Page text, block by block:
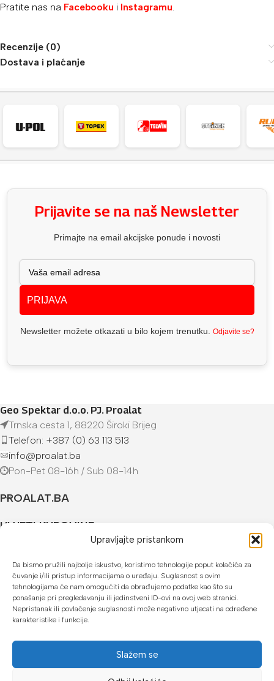
Upravljajte pristankom
Da bismo pružili najbolje iskustvo, koristimo tehnologije poput kolačića za
čuvanje i/ili pristup informacijama o uređaju. Suglasnost s ovim
tehnologijama će nam omogućiti da obrađujemo podatke kao što su
ponašanje pri pregledavanju ili jedinstveni ID-ovi na ovoj web stranici.
Nepristanak ili povlačenje suglasnosti može negativno utjecati na određene
karakteristike i funkcije.
Slažem se
Pratite nas na Facebooku i Instagramu
Recenzije (0)
Dostava i plaćanje
Prijavite se na naš Newsletter
Primajte na email akcijske ponude i novosti
PRIJAVA
Newsletter možete otkazati u bilo kojem trenutku. Odjavite se?
Geo Spektar d.o.o. PJ. Proalat
Trnska cesta 1, 88220 Široki Brijeg
Telefon: +387 (0) 63 113 513
info@proalat.ba
Pon-Pet 08-16h / Sub 08-14h
PROALAT.BA
UVJETI KUPOVINE
U našoj web trgovini možete platiti:
Kreditnim karticama jednokratno ili do 24 rate
Općom uplatnicom, virmanom, internet bankarstvom
Gotovinom prilikom preuzimanja
Mikrofin do 18 rata